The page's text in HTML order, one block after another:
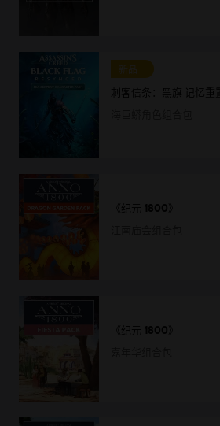
新品
刺客信条：黑旗 记忆重置
《纪元 1800》
《纪元 1800》